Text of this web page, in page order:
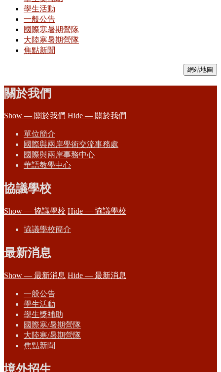
學生活動
一般公告
國際寒暑期營隊
大陸寒暑期營隊
焦點新聞
網站地圖
關於我們
Show — 關於我們 Hide — 關於我們
單位簡介
國際與兩岸學術交流事務處
國際與兩岸事務中心
華語教學中心
協議學校
Show — 協議學校 Hide — 協議學校
協議學校簡介
最新消息
Show — 最新消息 Hide — 最新消息
一般公告
學生活動
學生獎補助
國際寒/暑期營隊
大陸寒/暑期營隊
焦點新聞
境外招生